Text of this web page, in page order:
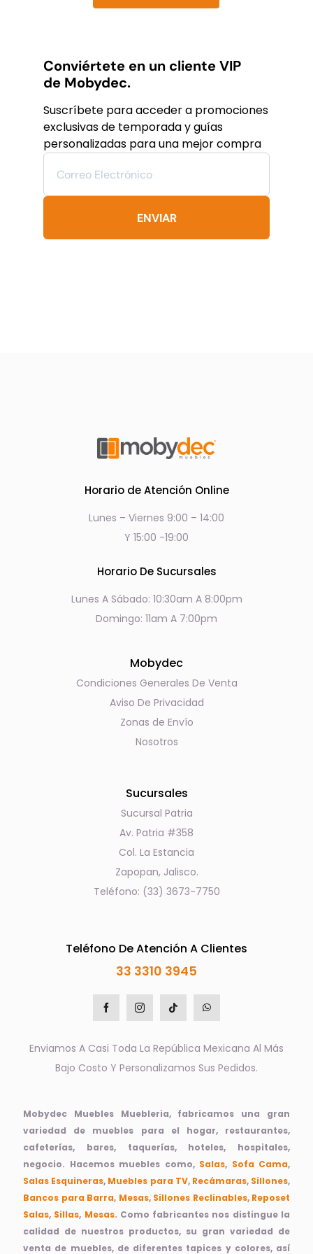
variantes.
Las
se
pueden
elegir
en
de
Conviértete en un cliente VIP
de Mobydec.
Suscríbete para acceder a promociones
exclusivas de temporada y guías
personalizadas para una mejor compra
ENVIAR
Horario de Atención Online
Lunes – Viernes 9:00 – 14:00
Y 15:00 -19:00
Horario De Sucursales
Lunes A Sábado: 10:30am A 8:00pm
Domingo: 11am A 7:00pm
Mobydec
Condiciones Generales De Venta
Aviso De Privacidad
Zonas de Envío
Nosotros
Sucursales
Sucursal Patria
Av. Patria #358
Col. La Estancia
Zapopan, Jalisco.
Teléfono: (33) 3673-7750
Teléfono De Atención A Clientes
33 3310 3945
Enviamos A Casi Toda La República Mexicana Al Más
Bajo Costo Y Personalizamos Sus Pedidos.
Mobydec Muebles Muebleria, fabricamos una gran
variedad de muebles para el hogar, restaurantes,
cafeterías, bares, taquerías, hoteles, hospitales,
negocio. Hacemos muebles como, Salas, Sofa Cama,
Salas Esquineras, Muebles para TV, Recámaras, Sillones,
Bancos para Barra, Mesas, Sillones Reclinables, Reposet
Salas, Sillas, Mesas. Como fabricantes nos distingue la
calidad de nuestros productos, su gran variedad de
venta de muebles, de diferentes tapices y colores, así